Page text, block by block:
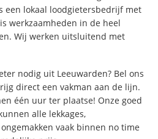
een lokaal loodgietersbedrijf met
werkzaamheden in de heel
Wij werken uitsluitend met
nodig uit Leeuwarden? Bel ons
direct een vakman aan de lijn.
één uur ter plaatse! Onze goed
alle lekkages,
vaak binnen no time